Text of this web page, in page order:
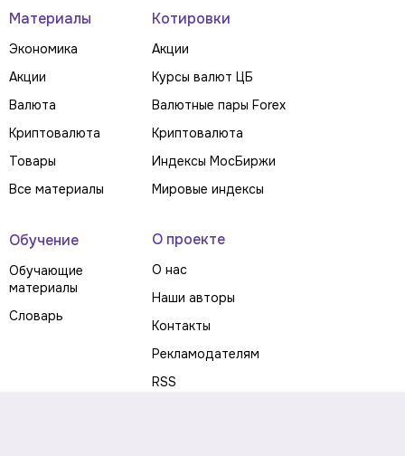
Материалы
Экономика
Акции
Валюта
Криптовалюта
Товары
Все материалы
Котировки
Акции
Курсы валют ЦБ
Валютные пары Forex
Криптовалюта
Индексы МосБиржи
Мировые индексы
Обучение
Обучающие
материалы
Словарь
О проекте
О нас
Наши авторы
Контакты
Рекламодателям
RSS